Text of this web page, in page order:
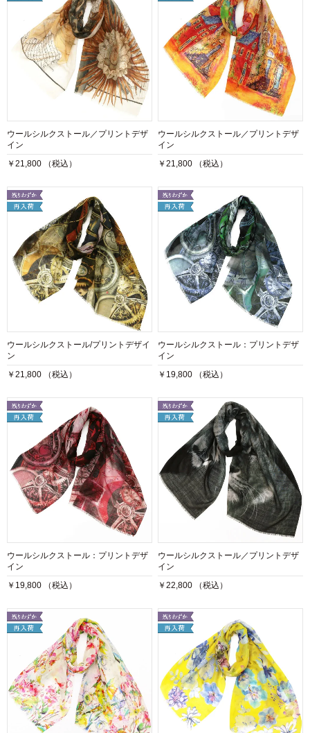
ウールシルクストール／プリントデザ
イン
￥21,800 （税込）
ウールシルクストール／プリントデザ
イン
￥21,800 （税込）
ウールシルクストール/プリントデザイ
ン
￥21,800 （税込）
ウールシルクストール：プリントデザ
イン
￥19,800 （税込）
ウールシルクストール：プリントデザ
イン
￥19,800 （税込）
ウールシルクストール／プリントデザ
イン
￥22,800 （税込）